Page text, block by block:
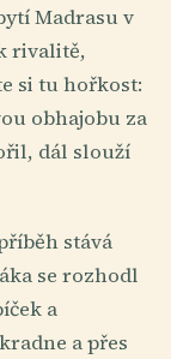
Madrasu v
rivalitě,
si tu hořkost:
obhajobu za
dál slouží
stává
se rozhodl
a
a přes